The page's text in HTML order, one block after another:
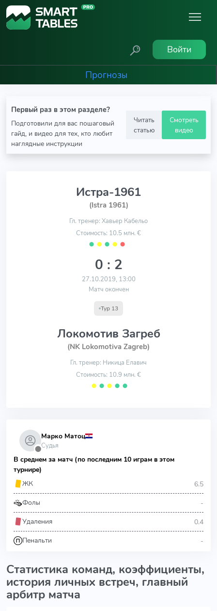
Войти
Прогнозы
Первый раз в этом разделе?
Подготовили для вас пошаговый
гайд, и видео для тех, кто любит
наглядные инструкции
Читать
статью
Смотреть
видео
Истра-1961
(Istra 1961)
Гл. тренер: Хавьер Кабельо
Стоимость: 10.5 млн. €
⬤ ⬤ ⬤ ⬤ ⬤
0 : 2
27.10.2019, 13:00
Матч окончен
Тур 13
Локомотив Загреб
(NK Lokomotiva Zagreb)
Гл. тренер: Никица Елавич
Стоимость: 10.9 млн. €
⬤ ⬤ ⬤ ⬤ ⬤
⬤
Марко Матоц
Судья
В среднем за матч (по последним 10 играм в этом
турнире)
ЖК
6.5
Фолы -
Удаления 0.4
Пенальти -
Статистика команд, коэффициенты,
история личных встреч, главный
арбитр матча